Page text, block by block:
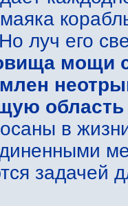
луч его
мощи
область
в
задачей